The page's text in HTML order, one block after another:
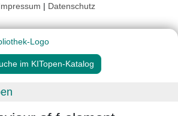
| Datenschutz
im KITopen-Katalog